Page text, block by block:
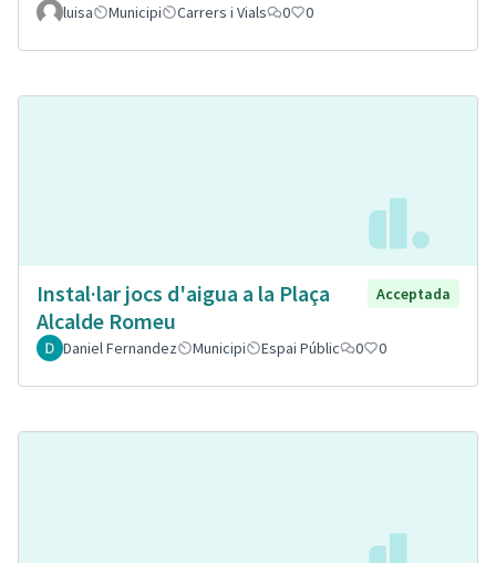
luisa Municipi Carrers i Vials 0 0
Instal·lar jocs d'aigua a la Plaça
Alcalde Romeu
Acceptada
Daniel Fernandez Municipi Espai Públic 0 0